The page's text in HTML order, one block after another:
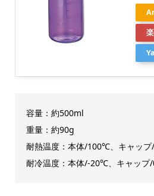
容量：約500ml
重量：約90g
耐熱温度：本体/100℃、キャッ
耐冷温度：本体/-20℃、キャッ